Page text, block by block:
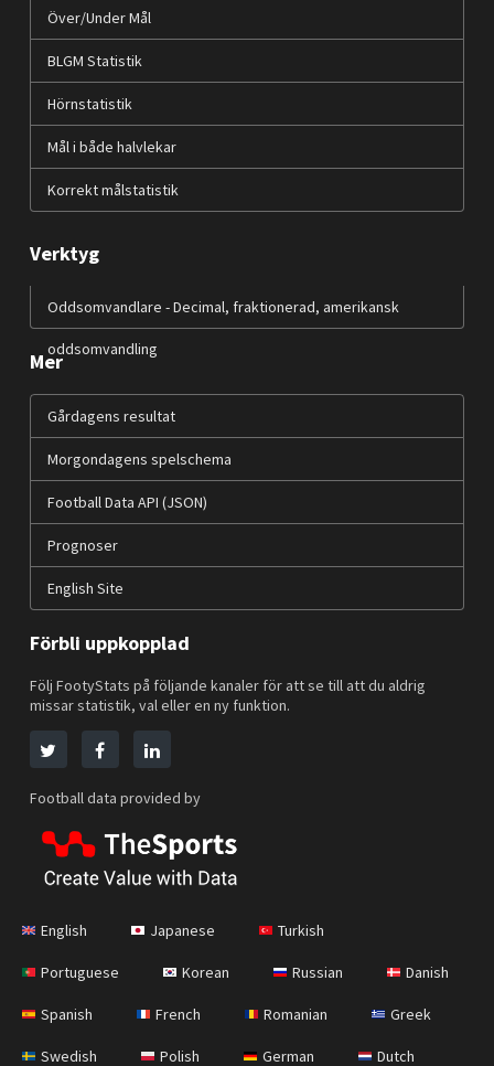
Över/Under Mål
BLGM Statistik
Hörnstatistik
Mål i både halvlekar
Korrekt målstatistik
Verktyg
Oddsomvandlare - Decimal, fraktionerad, amerikansk
oddsomvandling
Mer
Gårdagens resultat
Morgondagens spelschema
Football Data API (JSON)
Prognoser
English Site
Förbli uppkopplad
Följ FootyStats på följande kanaler för att se till att du aldrig
missar statistik, val eller en ny funktion.
Football data provided by
English Japanese Turkish
Portuguese Korean Russian Danish
Spanish French Romanian Greek
Swedish Polish German Dutch